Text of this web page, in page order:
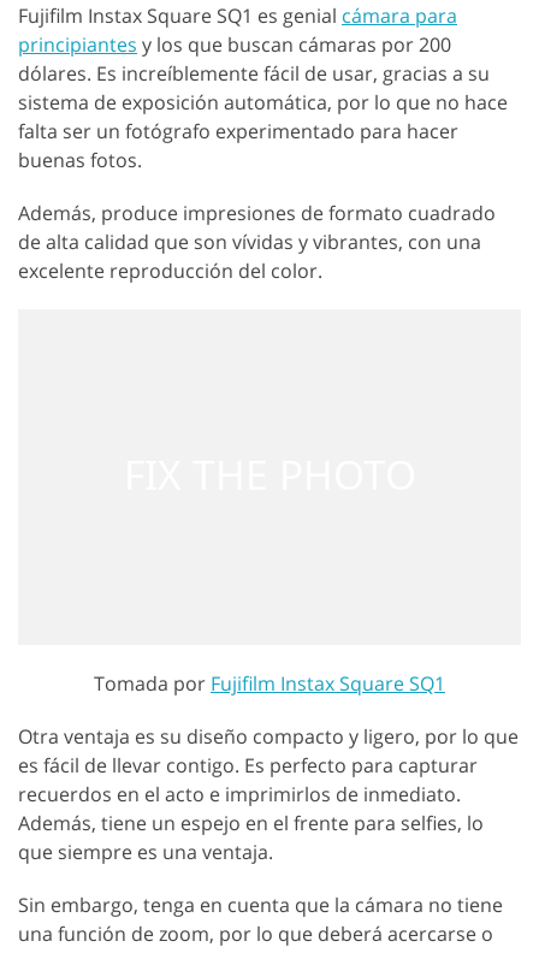
Fujifilm Instax Square SQ1 es genial cámara para
principiantes y los que buscan cámaras por 200
dólares. Es increíblemente fácil de usar, gracias a su
sistema de exposición automática, por lo que no hace
falta ser un fotógrafo experimentado para hacer
buenas fotos.
Además, produce impresiones de formato cuadrado
de alta calidad que son vívidas y vibrantes, con una
excelente reproducción del color.
Tomada por Fujifilm Instax Square SQ1
Otra ventaja es su diseño compacto y ligero, por lo que
es fácil de llevar contigo. Es perfecto para capturar
recuerdos en el acto e imprimirlos de inmediato.
Además, tiene un espejo en el frente para selfies, lo
que siempre es una ventaja.
Sin embargo, tenga en cuenta que la cámara no tiene
una función de zoom, por lo que deberá acercarse o